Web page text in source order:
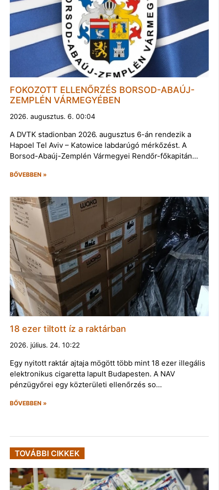
FOKOZOTT ELLENŐRZÉS BORSOD-ABAÚJ-
ZEMPLÉN VÁRMEGYÉBEN
2026. augusztus. 6. 00:04
A DVTK stadionban 2026. augusztus 6-án rendezik a
Hapoel Tel Aviv – Katowice labdarúgó mérkőzést. A
Borsod-Abaúj-Zemplén Vármegyei Rendőr-főkapitán…
BŐVEBBEN »
18 ezer tiltott íz a raktárban
2026. július. 24. 10:22
Egy nyitott raktár ajtaja mögött több mint 18 ezer illegális
elektronikus cigaretta lapult Budapesten. A NAV
pénzügyőrei egy közterületi ellenőrzés so…
BŐVEBBEN »
TOVÁBBI CIKKEK